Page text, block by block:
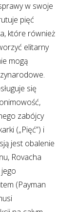
w swoje
pięć
które również
elitarny
mogą
się
zabójcy
(„Pięć”) i
jest obalenie
Rovacha
(Payman